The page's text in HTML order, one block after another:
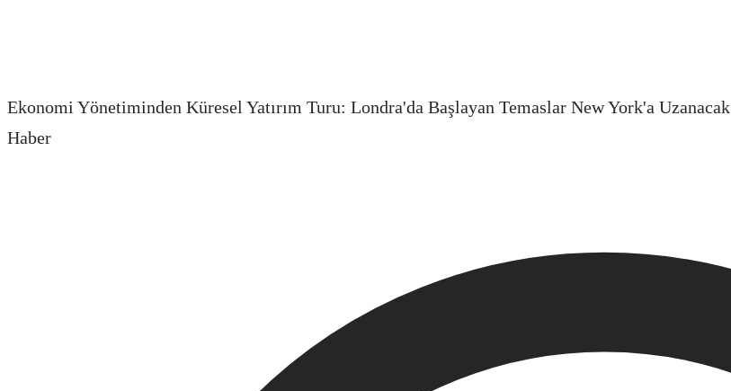
Ekonomi Yönetiminden Küresel Yatırım Turu: Londra'da Başlayan Temaslar New York'a Uzanacak
Haber